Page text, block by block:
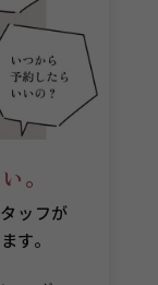
。
ッフが
す。